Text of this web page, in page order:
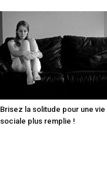
Brisez la solitude pour une vie
sociale plus remplie !